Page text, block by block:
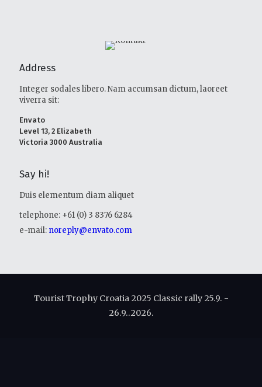
Address
Integer sodales libero. Nam accumsan dictum, laoreet
viverra sit:
Envato
Level 13, 2 Elizabeth
Victoria 3000 Australia
Say hi!
Duis elementum diam aliquet
telephone: +61 (0) 3 8376 6284
e-mail: noreply@envato.com
Tourist Trophy Croatia 2025 Classic rally 25.9. -
26.9..2026.